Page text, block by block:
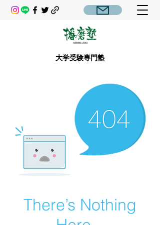
大学受験専門塾
There’s Nothing